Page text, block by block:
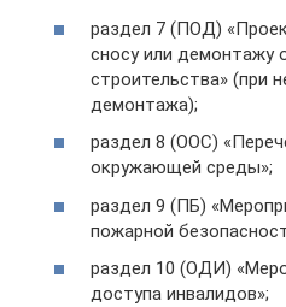
раздел 7 (ПОД)
сносу или демонтажу
строительства» (при
демонтажа);
раздел 8 (ООС)
окружающей среды»;
раздел 9 (ПБ)
пожарной
раздел 10 (ОДИ)
доступа инвалидов»;